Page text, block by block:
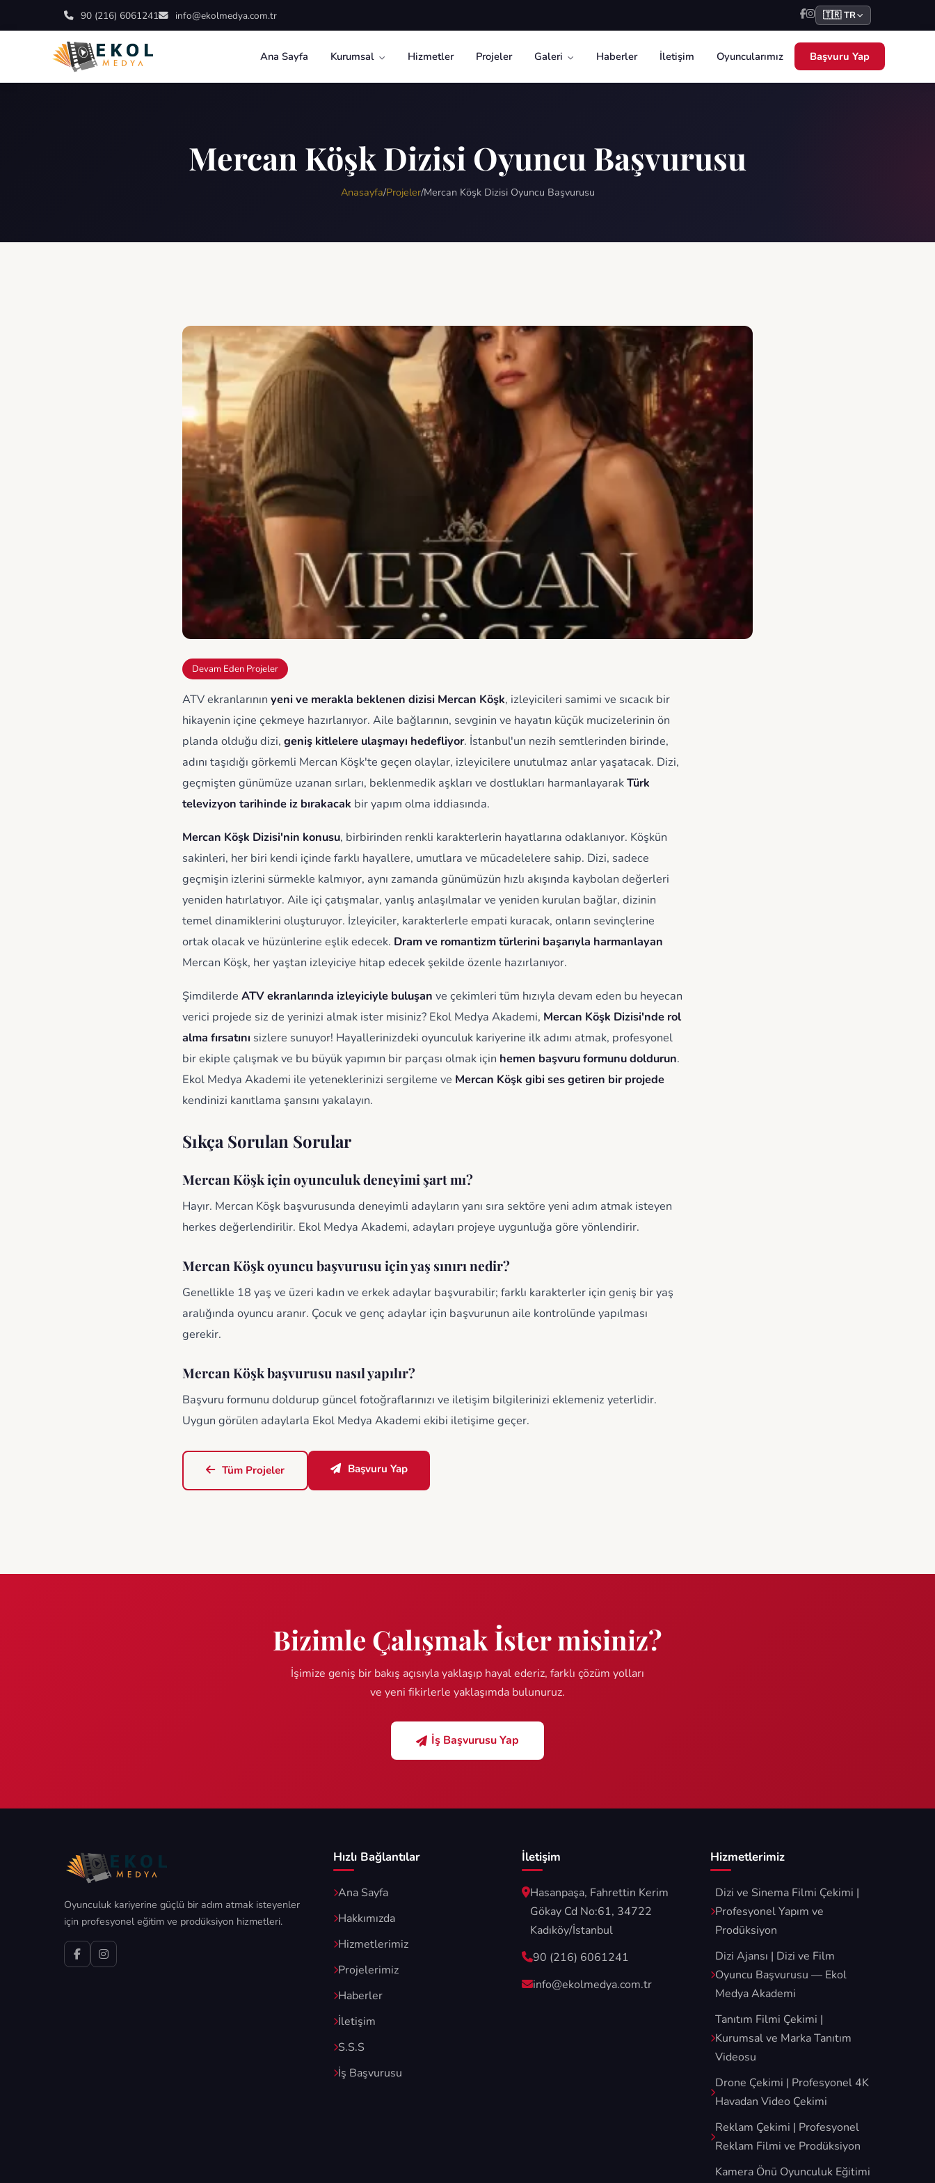
90 (216) 6061241 info@ekolmedya.com.tr 🇹🇷 TR
Ana Sayfa Kurumsal Hizmetler Projeler Galeri Haberler İletişim Oyuncularımız Başvuru Yap
Mercan Köşk Dizisi Oyuncu Başvurusu
Anasayfa/Projeler/Mercan Köşk Dizisi Oyuncu Başvurusu
Devam Eden Projeler
ATV ekranlarının yeni ve merakla beklenen dizisi Mercan Köşk, izleyicileri samimi ve sıcacık bir
hikayenin içine çekmeye hazırlanıyor. Aile bağlarının, sevginin ve hayatın küçük mucizelerinin ön
planda olduğu dizi, geniş kitlelere ulaşmayı hedefliyor. İstanbul'un nezih semtlerinden birinde,
adını taşıdığı görkemli Mercan Köşk'te geçen olaylar, izleyicilere unutulmaz anlar yaşatacak. Dizi,
geçmişten günümüze uzanan sırları, beklenmedik aşkları ve dostlukları harmanlayarakTürk
televizyon tarihinde iz bırakacak bir yapım olma iddiasında.
Mercan Köşk Dizisi'nin konusu, birbirinden renkli karakterlerin hayatlarına odaklanıyor. Köşkün
sakinleri, her biri kendi içinde farklı hayallere, umutlara ve mücadelelere sahip. Dizi, sadece
geçmişin izlerini sürmekle kalmıyor, aynı zamanda günümüzün hızlı akışında kaybolan değerleri
yeniden hatırlatıyor. Aile içi çatışmalar, yanlış anlaşılmalar ve yeniden kurulan bağlar, dizinin
temel dinamiklerini oluşturuyor. İzleyiciler, karakterlerle empati kuracak, onların sevinçlerine
ortak olacak ve hüzünlerine eşlik edecek. Dram ve romantizm türlerini başarıyla harmanlayan
Mercan Köşk, her yaştan izleyiciye hitap edecek şekilde özenle hazırlanıyor.
Şimdilerde ATV ekranlarında izleyiciyle buluşan ve çekimleri tüm hızıyla devam eden bu heyecan
verici projede siz de yerinizi almak ister misiniz? Ekol Medya Akademi, Mercan Köşk Dizisi'nde rol
alma fırsatını sizlere sunuyor! Hayallerinizdeki oyunculuk kariyerine ilk adımı atmak, profesyonel
bir ekiple çalışmak ve bu büyük yapımın bir parçası olmak için hemen başvuru formunu doldurun.
Ekol Medya Akademi ile yeteneklerinizi sergileme ve Mercan Köşk gibi ses getiren bir projede
kendinizi kanıtlama şansını yakalayın.
Sıkça Sorulan Sorular
Mercan Köşk için oyunculuk deneyimi şart mı?
Hayır. Mercan Köşk başvurusunda deneyimli adayların yanı sıra sektöre yeni adım atmak isteyen
herkes değerlendirilir. Ekol Medya Akademi, adayları projeye uygunluğa göre yönlendirir.
Mercan Köşk oyuncu başvurusu için yaş sınırı nedir?
Genellikle 18 yaş ve üzeri kadın ve erkek adaylar başvurabilir; farklı karakterler için geniş bir yaş
aralığında oyuncu aranır. Çocuk ve genç adaylar için başvurunun aile kontrolünde yapılması
gerekir.
Mercan Köşk başvurusu nasıl yapılır?
Başvuru formunu doldurup güncel fotoğraflarınızı ve iletişim bilgilerinizi eklemeniz yeterlidir.
Uygun görülen adaylarla Ekol Medya Akademi ekibi iletişime geçer.
Tüm Projeler Başvuru Yap
Bizimle Çalışmak İster misiniz?
İşimize geniş bir bakış açısıyla yaklaşıp hayal ederiz, farklı çözüm yolları
ve yeni fikirlerle yaklaşımda bulunuruz.
İş Başvurusu Yap
Oyunculuk kariyerine güçlü bir adım atmak isteyenler
için profesyonel eğitim ve prodüksiyon hizmetleri.
Hızlı Bağlantılar
Ana Sayfa
Hakkımızda
Hizmetlerimiz
Projelerimiz
Haberler
İletişim
S.S.S
İş Başvurusu
İletişim
Hasanpaşa, Fahrettin Kerim
Gökay Cd No:61, 34722
Kadıköy/İstanbul
90 (216) 6061241
info@ekolmedya.com.tr
Hizmetlerimiz
Dizi ve Sinema Filmi Çekimi |
Profesyonel Yapım ve
Prodüksiyon
Dizi Ajansı | Dizi ve Film
Oyuncu Başvurusu — Ekol
Medya Akademi
Tanıtım Filmi Çekimi |
Kurumsal ve Marka Tanıtım
Videosu
Drone Çekimi | Profesyonel 4K
Havadan Video Çekimi
Reklam Çekimi | Profesyonel
Reklam Filmi ve Prodüksiyon
Kamera Önü Oyunculuk Eğitimi